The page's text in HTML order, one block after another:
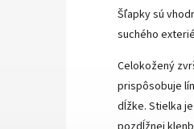
Šľapky sú
suchého
Celokožený
prispôsobuje
dĺžke. Stielka